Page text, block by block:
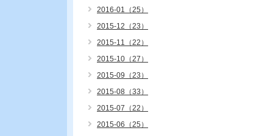
2016-01（25）
2015-12（23）
2015-11（22）
2015-10（27）
2015-09（23）
2015-08（33）
2015-07（22）
2015-06（25）